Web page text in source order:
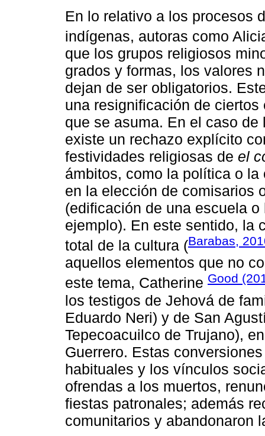
En lo relativo a los procesos
indígenas, autoras como
que los grupos religiosos
grados y formas, los valores
dejan de ser obligatorios.
una resignificación de
que se asuma. En el caso
existe un rechazo explícito
festividades religiosas de el
ámbitos, como la política o
en la elección de comisarios
(edificación de una escuela
ejemplo). En este sentido, la
total de la cultura (Barabas,
aquellos elementos que no
este tema, Catherine Good
los testigos de Jehová de
Eduardo Neri) y de San
Tepecoacuilco de Trujano),
Guerrero. Estas
habituales y los vínculos
ofrendas a los muertos,
fiestas patronales; además
comunitarios y abandonaron